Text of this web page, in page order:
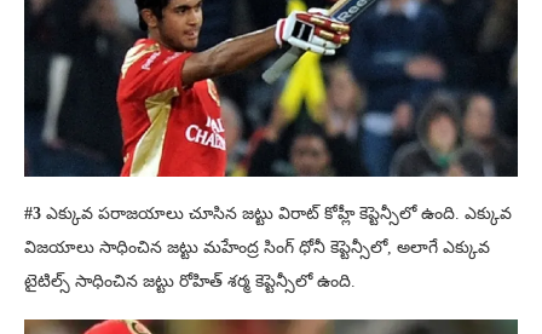
#3 ఎక్కువ పరాజయాలు చూసిన జట్టు విరాట్ కోహ్లీ కెప్టెన్సీలో ఉంది. ఎక్కువ
విజయాలు సాధించిన జట్టు మహేంద్ర సింగ్ ధోనీ కెప్టెన్సీలో, అలాగే ఎక్కువ
టైటిల్స్ సాధించిన జట్టు రోహిత్ శర్మ కెప్టెన్సీలో ఉంది.